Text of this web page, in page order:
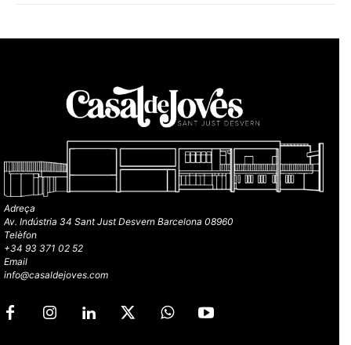
Adreça
Av. Indústria 34 Sant Just Desvern Barcelona 08960
Telèfon
+34 93 371 02 52
Email
info@casaldejoves.com